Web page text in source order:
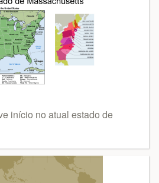
início no atual estado de